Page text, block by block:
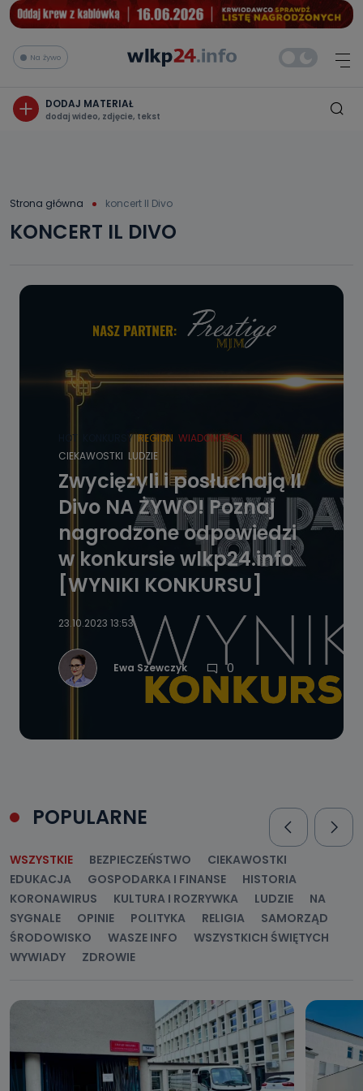
Na żywo
DODAJ MATERIAŁ
dodaj wideo, zdjęcie, tekst
Strona główna koncert Il Divo
KONCERT IL DIVO
HOT KONKURSY REGION WIADOMOŚCI
CIEKAWOSTKI LUDZIE
Zwyciężyli i posłuchają Il
Divo NA ŻYWO! Poznaj
nagrodzone odpowiedzi
w konkursie wlkp24.info
[WYNIKI KONKURSU]
23.10.2023 13:53
Ewa Szewczyk 0
POPULARNE
WSZYSTKIE BEZPIECZEŃSTWO
CIEKAWOSTKI
EDUKACJA
GOSPODARKA I FINANSE
HISTORIA
KORONAWIRUS
KULTURA I ROZRYWKA LUDZIE
NA
SYGNALE
OPINIE POLITYKA RELIGIA
SAMORZĄD
ŚRODOWISKO
WASZE INFO
WSZYSTKICH ŚWIĘTYCH
WYWIADY
ZDROWIE